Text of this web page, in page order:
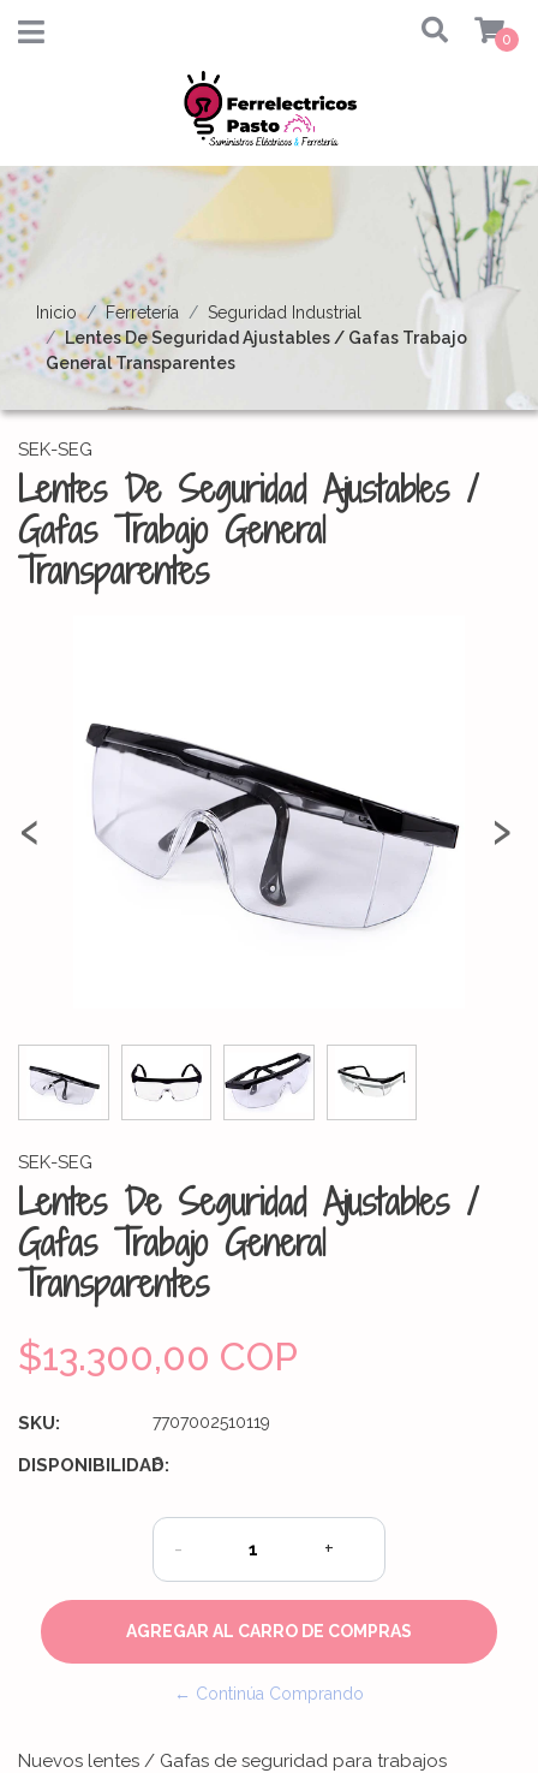
0
Inicio Ferretería
Seguridad Industrial
Lentes De Seguridad Ajustables / Gafas Trabajo
General Transparentes
SEK-SEG
Lentes De Seguridad Ajustables /
Gafas Trabajo General
Transparentes
‹ ›
SEK-SEG
Lentes De Seguridad Ajustables /
Gafas Trabajo General
Transparentes
$13.300,00 COP
SKU: 7707002510119
DISPONIBILIDAD:
8
- +
← Continúa Comprando
Nuevos lentes / Gafas de seguridad para trabajos